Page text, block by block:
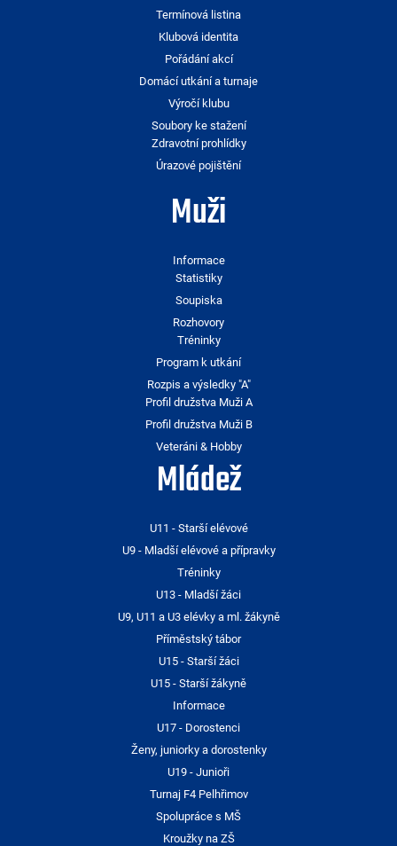
Termínová listina
Klubová identita
Pořádání akcí
Domácí utkání a turnaje
Výročí klubu
Soubory ke stažení
Zdravotní prohlídky
Úrazové pojištění
Muži
Informace
Statistiky
Soupiska
Rozhovory
Tréninky
Program k utkání
Rozpis a výsledky "A"
Profil družstva Muži A
Profil družstva Muži B
Veteráni & Hobby
Mládež
U11 - Starší elévové
U9 - Mladší elévové a přípravky
Tréninky
U13 - Mladší žáci
U9, U11 a U3 elévky a ml. žákyně
Příměstský tábor
U15 - Starší žáci
U15 - Starší žákyně
Informace
U17 - Dorostenci
Ženy, juniorky a dorostenky
U19 - Junioři
Turnaj F4 Pelhřimov
Spolupráce s MŠ
Kroužky na ZŠ